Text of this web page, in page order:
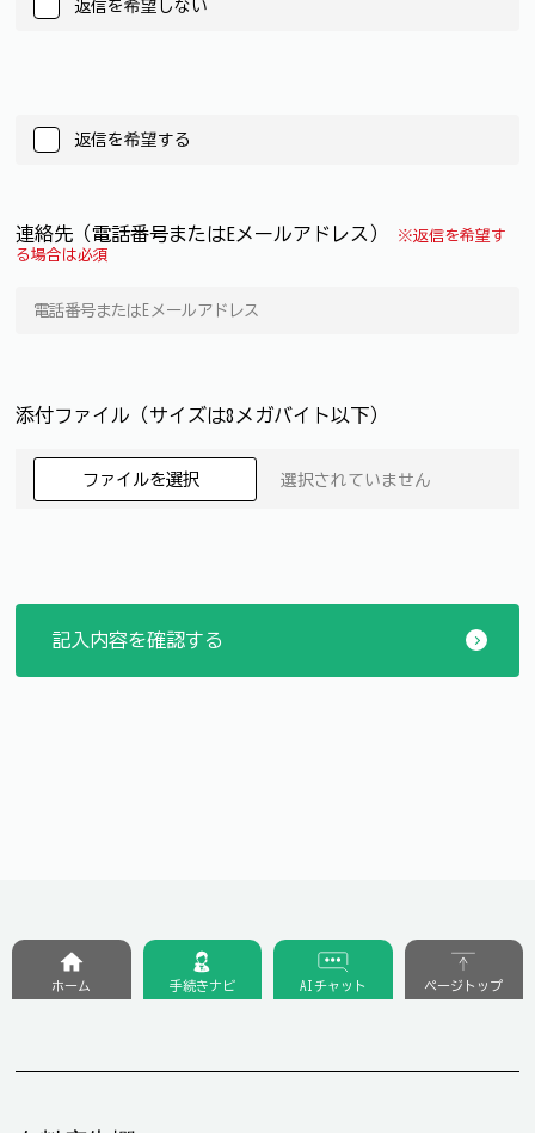
返信を希望しない
返信を希望する
連絡先（電話番号またはEメールアドレス）
※返信を希望す
る場合は必須
添付ファイル（サイズは8メガバイト以下）
ファイルを選択 選択されていません
ホーム 手続きナビ AIチャット ページトップ